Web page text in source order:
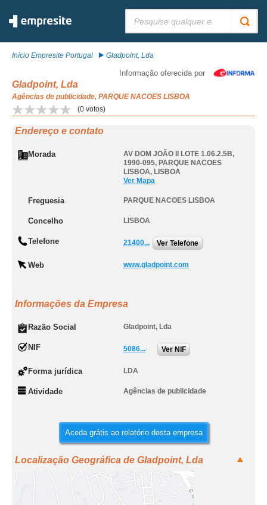
Início Empresite Portugal Gladpoint, Lda
Informação oferecida por
Gladpoint, Lda
Agências de publicidade, PARQUE NACOES LISBOA
(0 votos)
Endereço e contato
Morada
AV DOM JOÃO II LOTE 1.06.2.5B,
1990-095, PARQUE NACOES
LISBOA, LISBOA
Ver Mapa
Freguesia PARQUE NACOES LISBOA
Concelho LISBOA
Telefone 21400... Ver Telefone
Web www.gladpoint.com
Informações da Empresa
Razão Social Gladpoint, Lda
NIF 5086... Ver NIF
Forma jurídica LDA
Atividade Agências de publicidade
Aceda grátis ao relatório desta empresa
Localização Geográfica de Gladpoint, Lda